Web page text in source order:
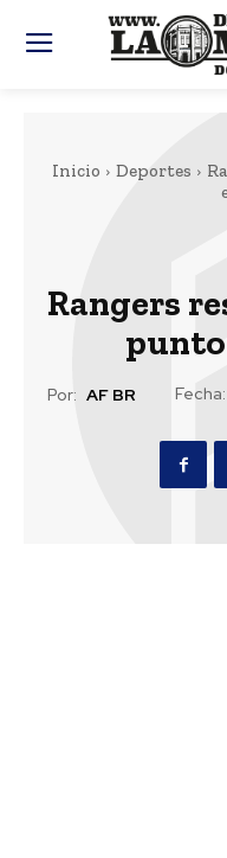
Inicio Deportes
Rangers
Por: AF BR Fecha: